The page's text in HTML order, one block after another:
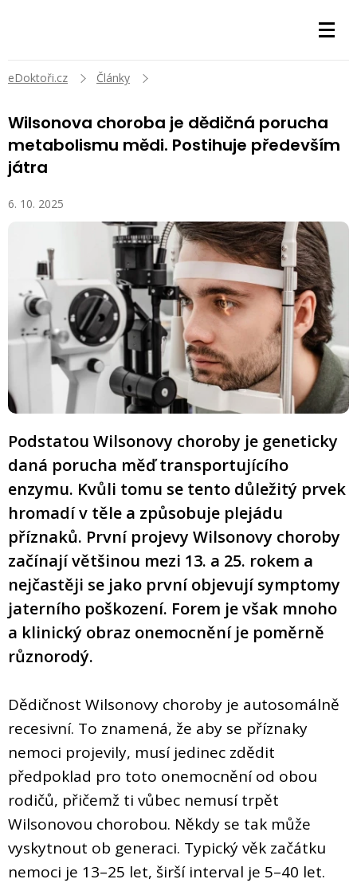
eDoktoři.cz Články
Wilsonova choroba je dědičná porucha
metabolismu mědi. Postihuje především
játra
6. 10. 2025
Podstatou Wilsonovy choroby je geneticky
daná porucha měď transportujícího
enzymu. Kvůli tomu se tento důležitý prvek
hromadí v těle a způsobuje plejádu
příznaků. První projevy Wilsonovy choroby
začínají většinou mezi 13. a 25. rokem a
nejčastěji se jako první objevují symptomy
jaterního poškození. Forem je však mnoho
a klinický obraz onemocnění je poměrně
různorodý.
Dědičnost Wilsonovy choroby je autosomálně
recesivní. To znamená, že aby se příznaky
nemoci projevily, musí jedinec zdědit
předpoklad pro toto onemocnění od obou
rodičů, přičemž ti vůbec nemusí trpět
Wilsonovou chorobou. Někdy se tak může
vyskytnout ob generaci. Typický věk začátku
nemoci je 13–25 let, širší interval je 5–40 let.